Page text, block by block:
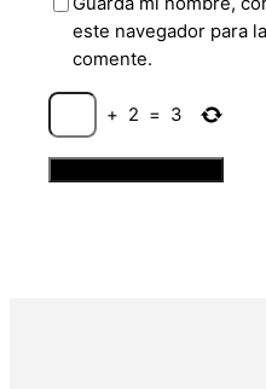
este navegador para
comente.
+ 2 = 3